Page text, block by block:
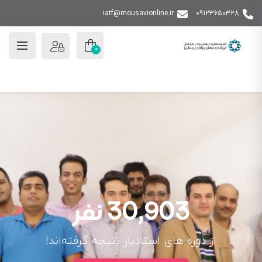
09123650328
iatf@mousavionline.ir
0
30,903 نفر
از دوره های استادیار نتیجه گرفته‌اند!